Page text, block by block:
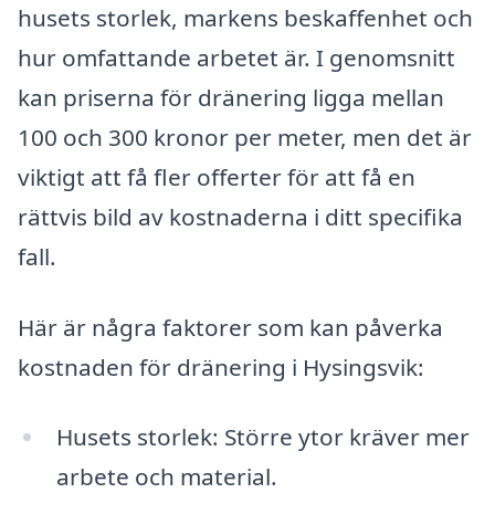
husets storlek, markens beskaffenhet och
hur omfattande arbetet är. I genomsnitt
kan priserna för dränering ligga mellan
100 och 300 kronor per meter, men det är
viktigt att få fler offerter för att få en
rättvis bild av kostnaderna i ditt specifika
fall.
Här är några faktorer som kan påverka
kostnaden för dränering i Hysingsvik:
Husets storlek: Större ytor kräver mer
arbete och material.